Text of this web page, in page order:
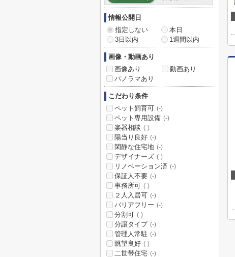
情報公開日
指定しない
本日
3日以内
1週間以内
画像・動画あり
画像あり
動画あり
パノラマあり
こだわり条件
ペット飼育可 (-)
ペット専用設備 (-)
楽器相談 (-)
陽当り良好 (-)
閑静な住宅地 (-)
デザイナーズ (-)
リノベーション済 (-)
保証人不要 (-)
事務所可 (-)
２人入居可 (-)
バリアフリー (-)
分割可 (-)
分譲タイプ (-)
管理人常駐 (-)
眺望良好 (-)
二世帯住宅 (-)